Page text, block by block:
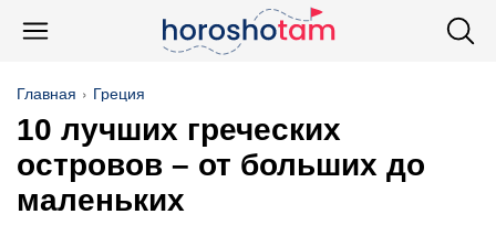
Главная Греция
10 лучших греческих
островов – от больших до
маленьких